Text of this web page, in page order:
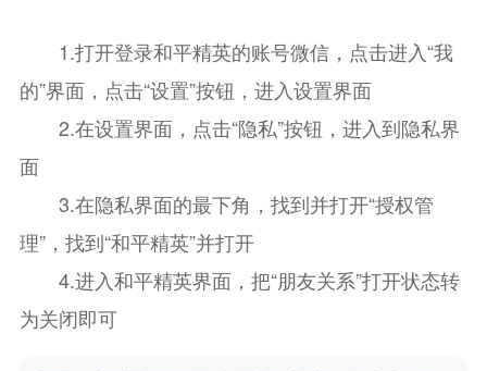
1.打开登录和平精英的账号微信，点击进入“我
的”界面，点击“设置”按钮，进入设置界面
2.在设置界面，点击“隐私”按钮，进入到隐私界
面
3.在隐私界面的最下角，找到并打开“授权管
理”，找到“和平精英”并打开
4.进入和平精英界面，把“朋友关系”打开状态转
为关闭即可